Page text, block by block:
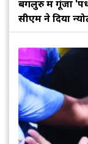
बेंगलुरु में गूंजा
सीएम ने दिया